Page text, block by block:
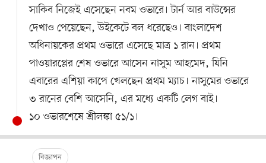
সাকিব নিজেই এসেছেন নবম ওভারে। টার্ন আর বাউন্সের
দেখাও পেয়েছেন, উইকেটে বল ধরেছেও। বাংলাদেশ
অধিনায়কের প্রথম ওভারে এসেছে মাত্র ১ রান। প্রথম
পাওয়ারপ্লের শেষ ওভারে আসেন নাসুম আহমেদ, যিনি
এবারের এশিয়া কাপে খেলছেন প্রথম ম্যাচ। নাসুমের ওভারে
৩ রানের বেশি আসেনি, এর মধ্যে একটি লেগ বাই।
১০ ওভারশেষে শ্রীলঙ্কা ৫১/১।